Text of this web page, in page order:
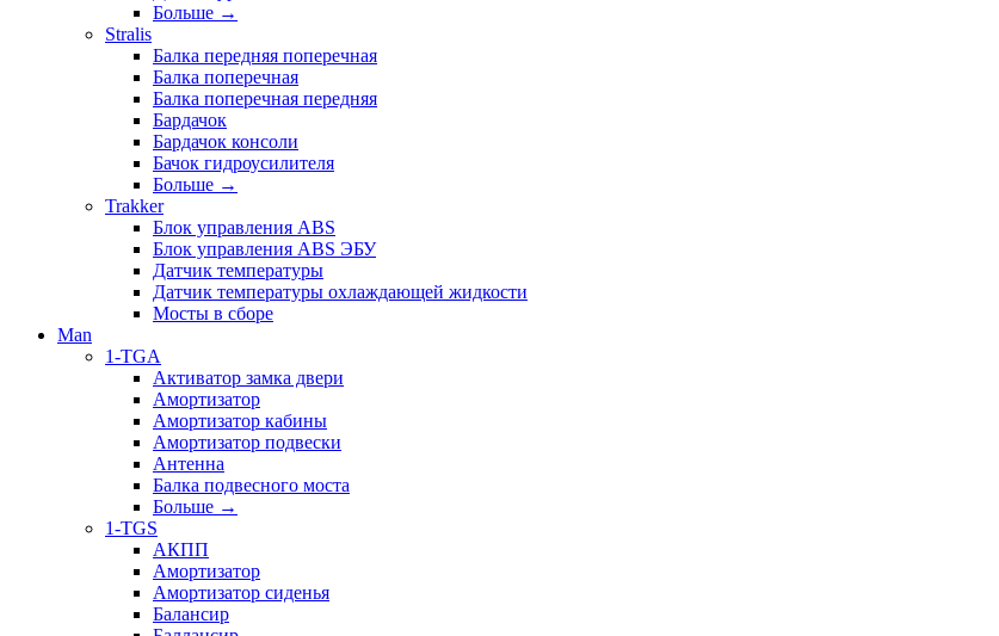
Больше →
Stralis
Балка передняя поперечная
Балка поперечная
Балка поперечная передняя
Бардачок
Бардачок консоли
Бачок гидроусилителя
Больше →
Trakker
Блок управления ABS
Блок управления ABS ЭБУ
Датчик температуры
Датчик температуры охлаждающей жидкости
Мосты в сборе
Man
1-TGA
Активатор замка двери
Амортизатор
Амортизатор кабины
Амортизатор подвески
Антенна
Балка подвесного моста
Больше →
1-TGS
АКПП
Амортизатор
Амортизатор сиденья
Балансир